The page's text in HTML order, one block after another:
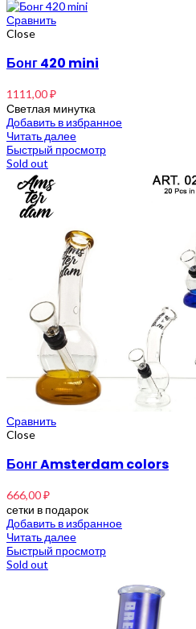
Сравнить
Close
Бонг 420 mini
1111,00₽
Светлая минутка
Добавить в избранное
Читать далее
Быстрый просмотр
Sold out
Сравнить
Close
Бонг Amsterdam colors
666,00₽
сетки в подарок
Добавить в избранное
Читать далее
Быстрый просмотр
Sold out